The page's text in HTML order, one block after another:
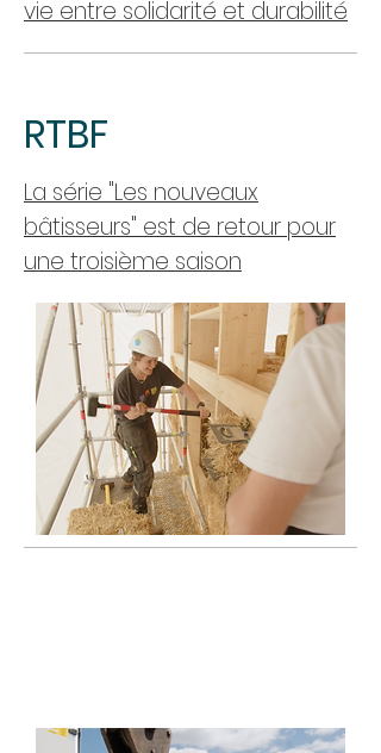
vie entre solidarité et durabilité
RTBF
La série "Les nouveaux
bâtisseurs" est de retour pour
une troisième saison